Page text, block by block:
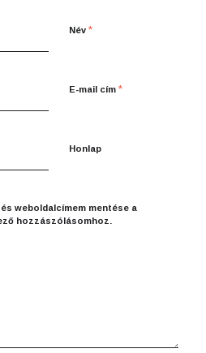
Név *
E-mail cím *
Honlap
weboldalcímem mentése a
hozzászólásomhoz.